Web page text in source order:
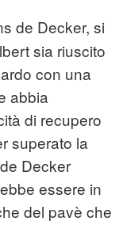
de Decker, si
sia riuscito
con una
abbia
di recupero
superato la
Decker
essere in
del pavè che